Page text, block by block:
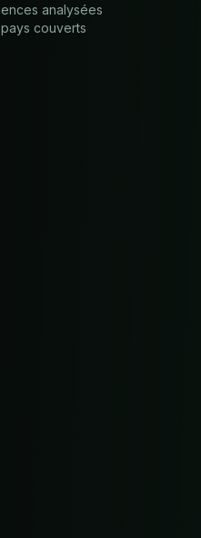
analysées
couverts